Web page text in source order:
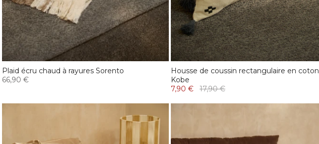
Plaid écru chaud à rayures Sorento
66,90 €
Housse de coussin rectangulaire en coton
Kobe
7,90 €
17,90 €